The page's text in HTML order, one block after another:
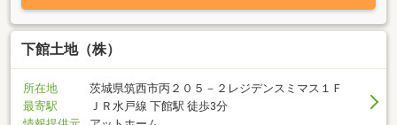
下館土地（株）
所在地
茨城県筑西市丙２０５－２レジデンスミマス１Ｆ
最寄駅
ＪＲ水戸線 下館駅 徒歩3分